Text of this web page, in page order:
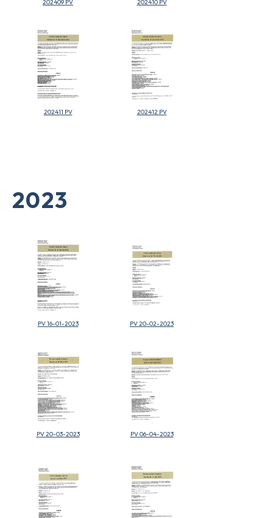
202409 PV 202410 PV
202411 PV 202412 PV
2023
PV 16-01-2023 PV 20-02-2023
PV 20-03-2023 PV 06-04-2023